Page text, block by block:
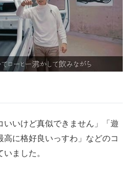
いけど真似できません」「遊
高に格好良いっすわ」などのコ
ました。